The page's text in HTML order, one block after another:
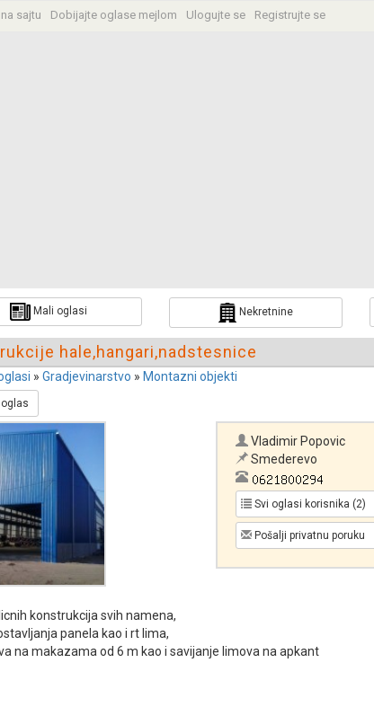
sajtu Dobijajte oglase mejlom Ulogujte se Registrujte se
Mali oglasi Nekretnine
hale,hangari,nadstesnice
»Gradjevinarstvo » Montazni objekti
oglas
Vladimir Popovic
Smederevo
Svi oglasi korisnika (2)
Pošalji privatnu poruku
konstrukcija svih namena,
panela kao i rt lima,
na makazama od 6 m kao i savijanje limova na apkant